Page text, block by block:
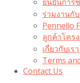
ร่วมงานกับ
Pennello
ลูกค้าโคร
เกี่ยวกับเรา
Terms
Contact Us